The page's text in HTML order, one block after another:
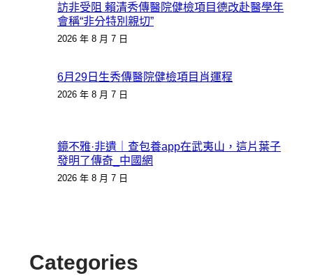
訪非受阻 賴清秀傳醫院健檢項目德改赴醫學年
會稱“非分特別親切”
2026 年 8 月 7 日
6月29日生秀傳醫院健檢項目肖運程
2026 年 8 月 7 日
鏡不雅·非遺｜查包養app在武夷山，這片葉子
發明了傳奇_中國網
2026 年 8 月 7 日
Categories